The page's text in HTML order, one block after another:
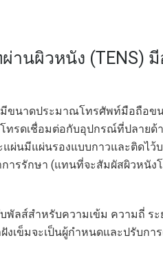
นผิวหนัง (TENS)
มีขนาดประมาณโทรศัพท์มือถือ
ทรดเชื่อมต่อกับอุปกรณ์ที่ปลาย
ผ่นมีแผ่นรองแบบกาวและติดไว้
ารรักษา (แทนที่จะสัมผัสผิวหนัง
ลส์สำหรับความเข้ม ความถี่ ระ
เข็มจะเป็นผู้กำหนดและปรับกา